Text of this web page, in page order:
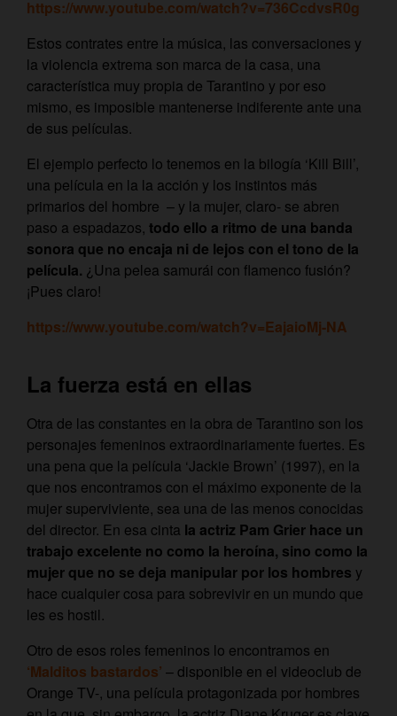
https://www.youtube.com/watch?v=736CcdvsR0g
Estos contrates entre la música, las conversaciones y
la violencia extrema son marca de la casa, una
característica muy propia de Tarantino y por eso
mismo, es imposible mantenerse indiferente ante una
de sus películas.
El ejemplo perfecto lo tenemos en la bilogía ‘Kill Bill’,
una película en la la acción y los instintos más
primarios del hombre – y la mujer, claro- se abren
paso a espadazos, todo ello a ritmo de una banda
sonora que no encaja ni de lejos con el tono de la
película. ¿Una pelea samurái con flamenco fusión?
¡Pues claro!
https://www.youtube.com/watch?v=EajaioMj-NA
La fuerza está en ellas
Otra de las constantes en la obra de Tarantino son los
personajes femeninos extraordinariamente fuertes. Es
una pena que la película ‘Jackie Brown’ (1997), en la
que nos encontramos con el máximo exponente de la
mujer superviviente, sea una de las menos conocidas
del director. En esa cinta la actriz Pam Grier hace un
trabajo excelente no como la heroína, sino como la
mujer que no se deja manipular por los hombres y
hace cualquier cosa para sobrevivir en un mundo que
les es hostil.
Otro de esos roles femeninos lo encontramos en
‘Malditos bastardos’ – disponible en el videoclub de
Orange TV-, una película protagonizada por hombres